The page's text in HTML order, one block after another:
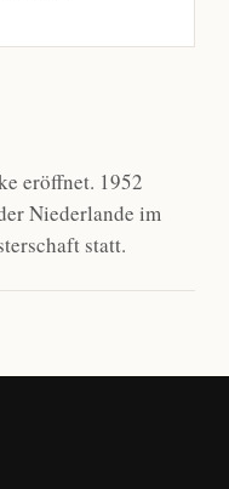
eröffnet. 1952
Niederlande im
statt.